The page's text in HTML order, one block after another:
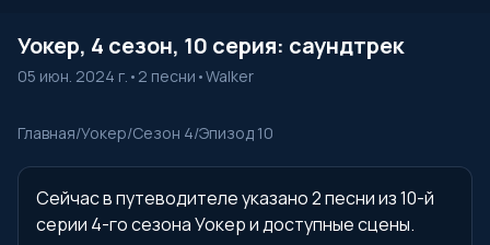
Уокер, 4 сезон, 10 серия: саундтрек
05 июн. 2024 г. • 2 песни •Walker
Главная/Уокер/Сезон 4/Эпизод 10
Сейчас в путеводителе указано 2 песни из 10-й
серии 4-го сезона Уокер и доступные сцены.